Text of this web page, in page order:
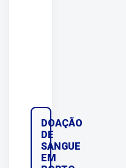
DOAÇÃO
DE
SANGUE
EM